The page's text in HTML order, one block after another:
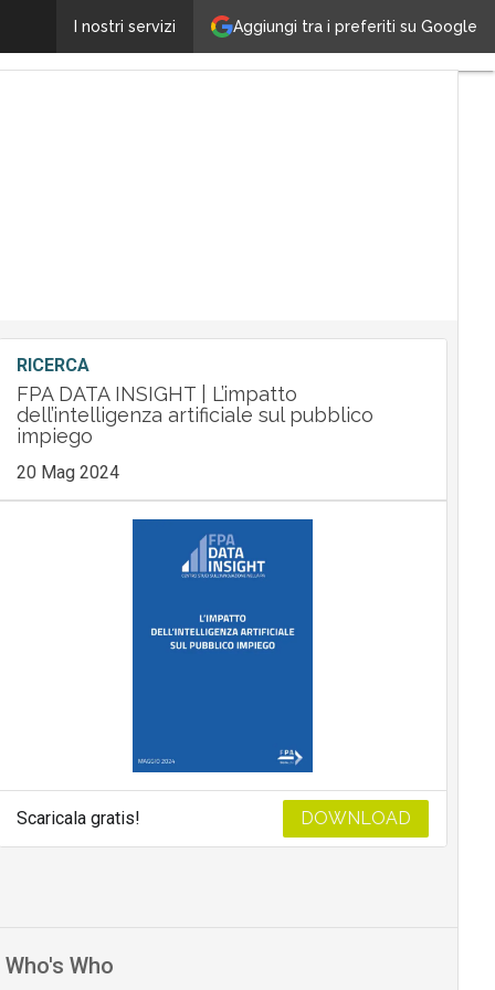
Aggiungi tra i preferiti su Google
I nostri servizi
Trasformazione digitale nella PA: la visione di Lutech
RICERCA
FPA DATA INSIGHT | L’impatto
dell’intelligenza artificiale sul pubblico
impiego
20 Mag 2024
Scaricala gratis! DOWNLOAD
Who's Who